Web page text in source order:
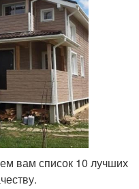
вам список 10 лучших